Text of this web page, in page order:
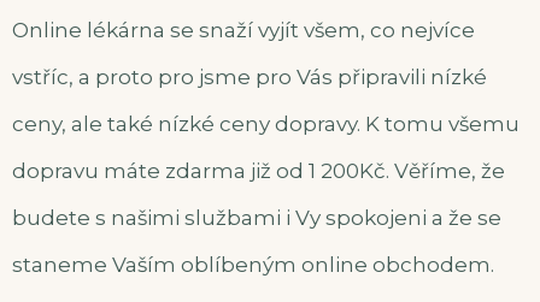
Online lékárna se snaží vyjít všem, co nejvíce
vstříc, a proto pro jsme pro Vás připravili nízké
ceny, ale také nízké ceny dopravy. K tomu všemu
dopravu máte zdarma již od 1 200Kč. Věříme, že
budete s našimi službami i Vy spokojeni a že se
staneme Vaším oblíbeným online obchodem.